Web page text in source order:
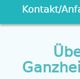
Kontakt/